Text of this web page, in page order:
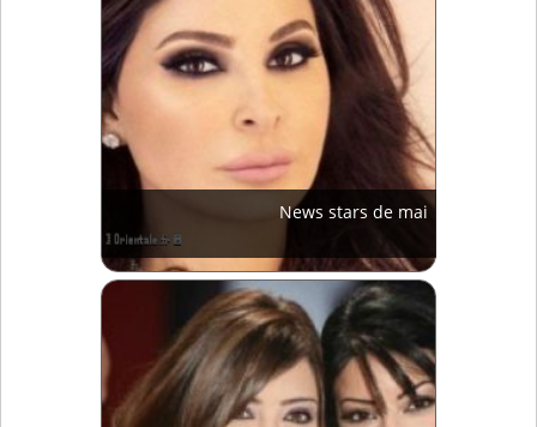
News stars de mai